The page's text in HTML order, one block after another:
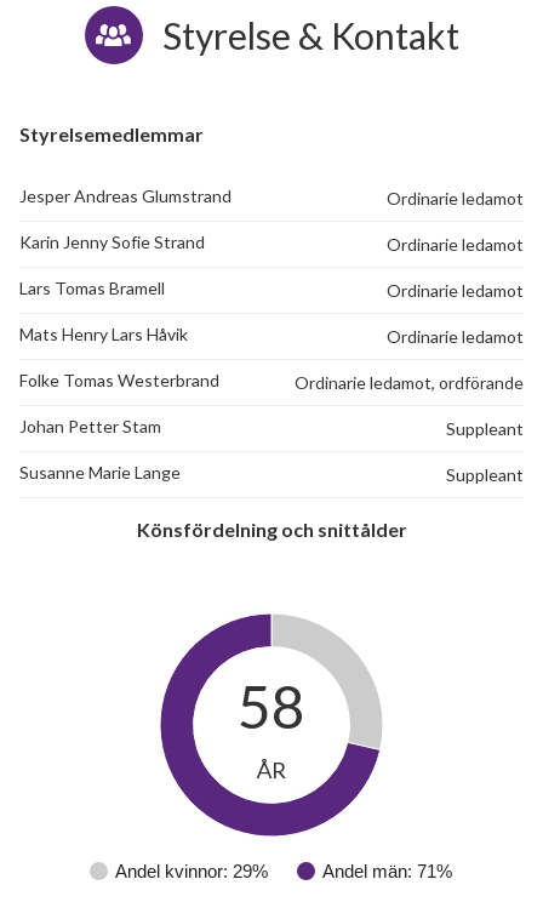
Styrelse & Kontakt
Styrelsemedlemmar
Jesper Andreas Glumstrand Ordinarie ledamot
Karin Jenny Sofie Strand Ordinarie ledamot
Lars Tomas Bramell Ordinarie ledamot
Mats Henry Lars Håvik Ordinarie ledamot
Folke Tomas Westerbrand Ordinarie ledamot, ordförande
Johan Petter Stam Suppleant
Susanne Marie Lange Suppleant
Könsfördelning och snittålder
Andel kvinnor: 29% Andel män: 71%
58
ÅR